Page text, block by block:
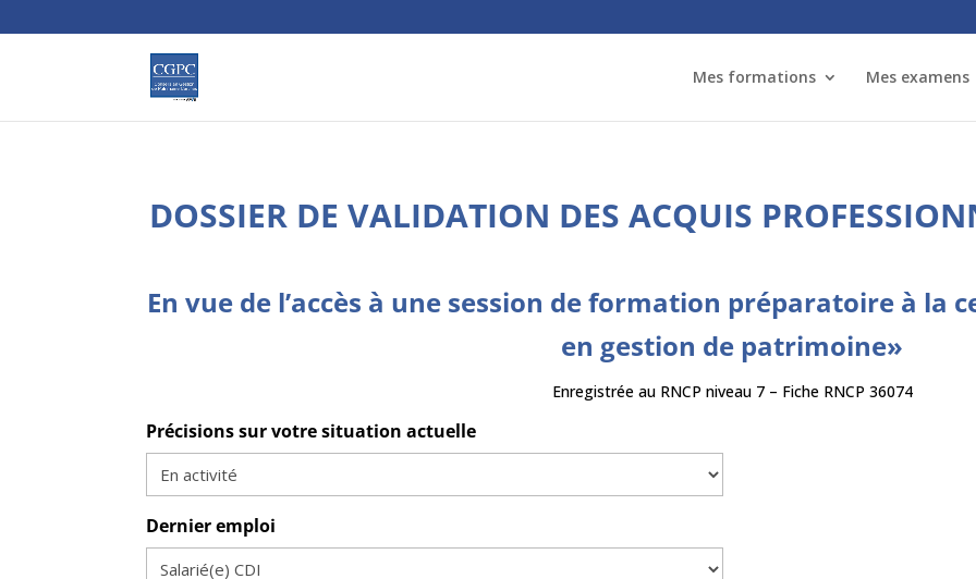
Mes formations Mes examens
DOSSIER DE VALIDATION DES ACQUIS
En vue de l’accès à une session de formation préparatoire à la
en gestion de patrimoine»
Enregistrée au RNCP niveau 7 – Fiche RNCP 36074
Précisions sur votre situation actuelle
Dernier emploi